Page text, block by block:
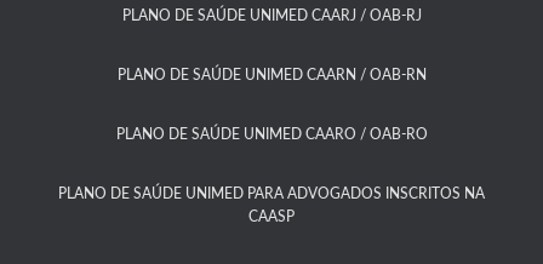
PLANO DE SAÚDE UNIMED CAARJ / OAB-RJ​
PLANO DE SAÚDE UNIMED CAARN / OAB-RN
PLANO DE SAÚDE UNIMED CAARO / OAB-RO​
PLANO DE SAÚDE UNIMED PARA ADVOGADOS INSCRITOS NA
CAASP​